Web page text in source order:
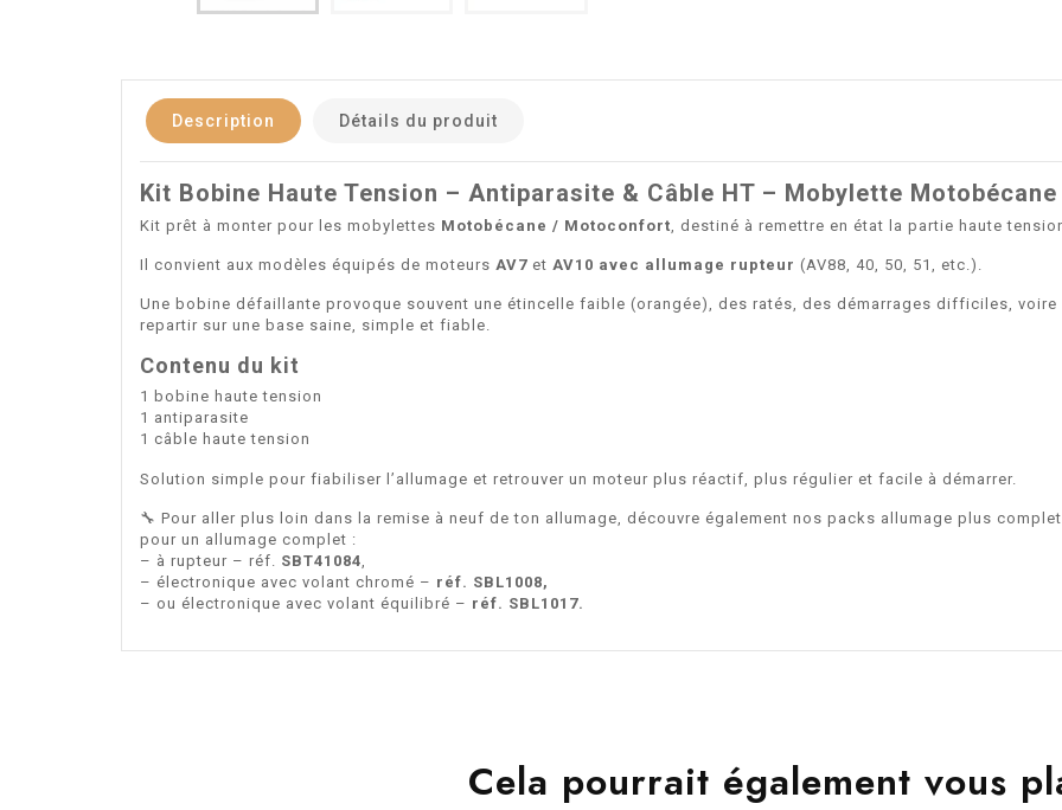
Description Détails du produit
Kit Bobine Haute Tension – Antiparasite & Câble HT – Mobylette Motobécane
Kit prêt à monter pour les mobylettes Motobécane / Motoconfort , destiné à remettre en état la partie haute
Il convient aux modèles équipés de moteurs AV7 et AV10 avec allumage rupteur (AV88, 40, 50, 51, etc.).
Une bobine défaillante provoque souvent une étincelle faible (orangée), des ratés, des démarrages difficiles, voire
repartir sur une base saine, simple et fiable.
Contenu du kit
1 bobine haute tension
1 antiparasite
1 câble haute tension
Solution simple pour fiabiliser l’allumage et retrouver un moteur plus réactif, plus régulier et facile à démarrer.
🔧 Pour aller plus loin dans la remise à neuf de ton allumage, découvre également nos packs allumage plus
pour un allumage complet :
– à rupteur – réf. SBT41084
– électronique avec volant chromé – réf. SBL1008,
– ou électronique avec volant équilibré – réf. SBL1017.
Cela pourrait également vous